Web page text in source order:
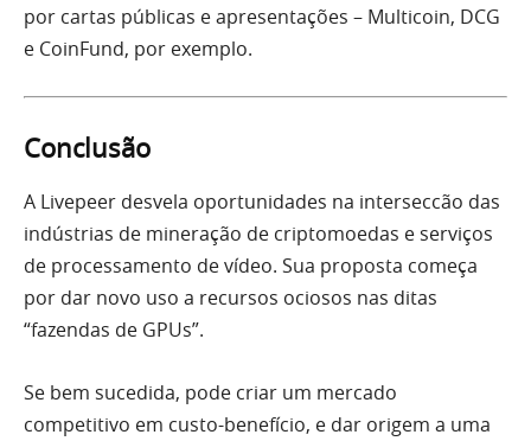
por cartas públicas e apresentações – Multicoin, DCG
e CoinFund, por exemplo.
Conclusão
A Livepeer desvela oportunidades na interseccão das
indústrias de mineração de criptomoedas e serviços
de processamento de vídeo. Sua proposta começa
por dar novo uso a recursos ociosos nas ditas
“fazendas de GPUs”.
Se bem sucedida, pode criar um mercado
competitivo em custo-benefício, e dar origem a uma